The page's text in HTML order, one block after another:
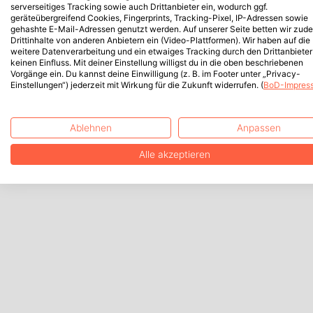
serverseitiges Tracking sowie auch Drittanbieter ein, wodurch ggf.
geräteübergreifend Cookies, Fingerprints, Tracking-Pixel, IP-Adressen sowie
gehashte E-Mail-Adressen genutzt werden. Auf unserer Seite betten wir
Drittinhalte von anderen Anbietern ein (Video-Plattformen). Wir haben auf die
weitere Datenverarbeitung und ein etwaiges Tracking durch den Drittanbieter
keinen Einfluss. Mit deiner Einstellung willigst du in die oben beschriebenen
Vorgänge ein. Du kannst deine Einwilligung (z. B. im Footer unter „Privacy-
Einstellungen“) jederzeit mit Wirkung für die Zukunft widerrufen. (BoD-
Ablehnen Anpassen
Alle akzeptieren